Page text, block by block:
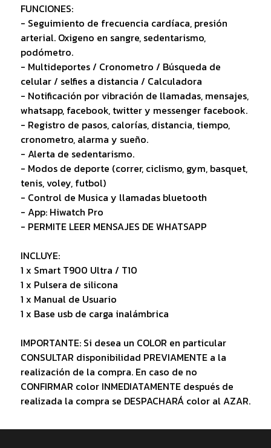
FUNCIONES:
- Seguimiento de frecuencia cardíaca, presión
arterial. Oxigeno en sangre, sedentarismo,
podómetro.
- Multideportes / Cronometro / Búsqueda de
celular / selfies a distancia / Calculadora
- Notificación por vibración de llamadas, mensajes,
whatsapp, facebook, twitter y messenger facebook.
- Registro de pasos, calorías, distancia, tiempo,
cronometro, alarma y sueño.
- Alerta de sedentarismo.
- Modos de deporte (correr, ciclismo, gym, basquet,
tenis, voley, futbol)
- Control de Musica y llamadas bluetooth
- App: Hiwatch Pro
- PERMITE LEER MENSAJES DE WHATSAPP
INCLUYE:
1 x Smart T900 Ultra / T10
1 x Pulsera de silicona
1 x Manual de Usuario
1 x Base usb de carga inalámbrica
IMPORTANTE: Si desea un COLOR en particular
CONSULTAR disponibilidad PREVIAMENTE a la
realización de la compra. En caso de no
CONFIRMAR color INMEDIATAMENTE después de
realizada la compra se DESPACHARÁ color al AZAR.